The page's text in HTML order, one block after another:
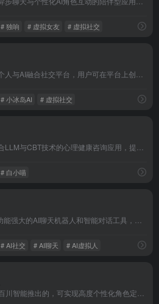
# 独响 # 虚拟女友 # 虚拟社交
# 小冰岛AI # 虚拟社交
# 白小喵
# AI社交 # AI聊天 # AI虚拟人